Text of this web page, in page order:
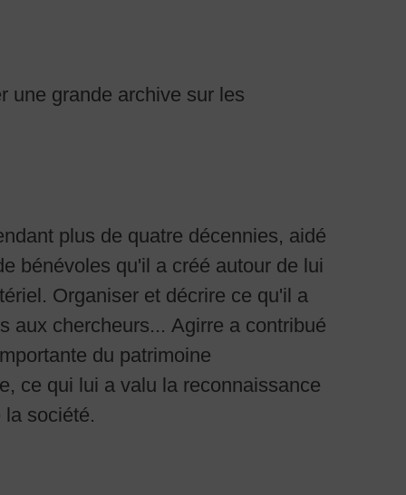
plus de quatre décennies, aidé
bénévoles qu'il a créé autour de lui
Organiser et décrire ce qu'il a
aux chercheurs... Agirre a contribué
du patrimoine
ce qui lui a valu la reconnaissance
société.